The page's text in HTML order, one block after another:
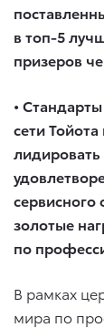
в топ-5
призеров
•
сети
сервисного
золотые
по
В рамках
мира по